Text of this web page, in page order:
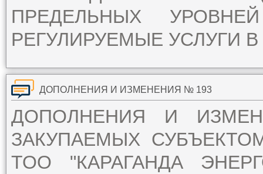
ПРЕДЕЛЬНЫХ
РЕГУЛИРУЕМЫЕ УСЛУГИ В
ДОПОЛНЕНИЯ И ИЗМЕНЕНИЯ № 193
ДОПОЛНЕНИЯ И
ЗАКУПАЕМЫХ
ТОО "КАРАГАНДА